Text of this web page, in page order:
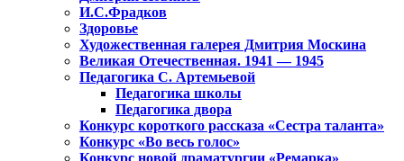
И.С.Фрадков
Здоровье
Художественная галерея Дмитрия Москина
Великая Отечественная. 1941 — 1945
Педагогика С. Артемьевой
Педагогика школы
Педагогика двора
Конкурс короткого рассказа «Сестра таланта»
Конкурс «Во весь голос»